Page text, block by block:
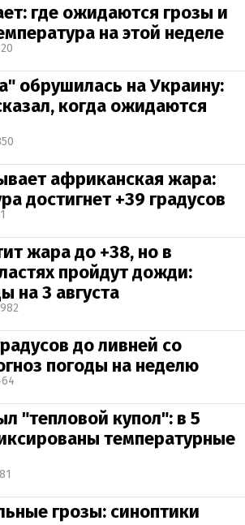
где ожидаются грозы и
на этой неделе
обрушилась на Украину:
когда ожидаются
африканская жара:
достигнет +39 градусов
жара до +38, но в
пройдут дожди:
на 3 августа
до ливней со
погоды на неделю
"тепловой купол": в 5
температурные
грозы: синоптики